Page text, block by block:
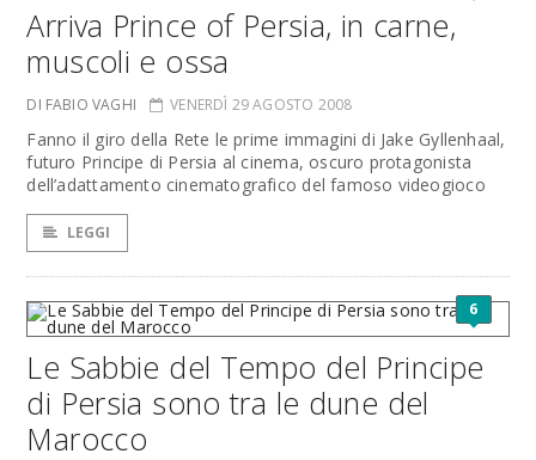
Arriva Prince of Persia, in carne,
muscoli e ossa
DI FABIO VAGHI VENERDÌ 29 AGOSTO 2008
Fanno il giro della Rete le prime immagini di Jake Gyllenhaal,
futuro Principe di Persia al cinema, oscuro protagonista
dell’adattamento cinematografico del famoso videogioco
LEGGI
6
Le Sabbie del Tempo del Principe
di Persia sono tra le dune del
Marocco